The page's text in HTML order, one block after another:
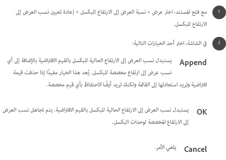
مع فتح المستند، اختر عرض > نسبة العرض إلى الارتفاع للبكسل > إعادة تعيين نسب العرض إلى
الارتفاع للبكسل.
في الشاشة، اختر أحد الخيارات التالية:
Append
يستبدل نسب العرض إلى الارتفاع الحالية للبكسل بالقيم الافتراضية بالإضافة إلى أي
نسب عرض إلى ارتفاع مخصصة للبكسل. يُعد هذا الخيار مفيدًا إذا حذفت قيمة
افتراضية وتريد استعادتها إلى القائمة ولكنك تريد أيضًا الاحتفاظ بأي قيم مخصصة.
OK
يستبدل نسب العرض إلى الارتفاع الحالية للبكسل بالقيم الافتراضية. يتم تجاهل نسب العرض
إلى الارتفاع المخصصة لوحدات البكسل.
Cancel يلغي الأمر.